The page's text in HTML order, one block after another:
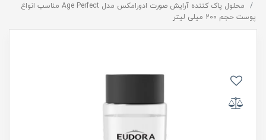
محلول پاک کننده آرایش صورت ادورامکس مدل Age Perfect مناسب انواع
پوست حجم 200 میلی لیتر